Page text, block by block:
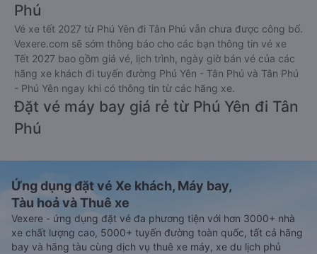
Phú
Vé xe tết 2027 từ Phú Yên đi Tân Phú vẫn chưa được công bố.
Vexere.com sẽ sớm thông báo cho các bạn thông tin vé xe
Tết 2027 bao gồm giá vé, lịch trình, ngày giờ bán vé của các
hãng xe khách đi tuyến đường Phú Yên - Tân Phú và Tân Phú
- Phú Yên ngay khi có thông tin từ các hãng xe.
Đặt vé máy bay giá rẻ từ Phú Yên đi Tân
Phú
Ứng dụng đặt vé Xe khách, Máy bay,
Tàu hoả và Thuê xe
Vexere - ứng dụng đặt vé đa phương tiện với hơn 3000+ nhà
xe chất lượng cao, 5000+ tuyến đường toàn quốc, tất cả hãng
bay và hãng tàu cùng dịch vụ thuê xe máy, xe du lịch phủ